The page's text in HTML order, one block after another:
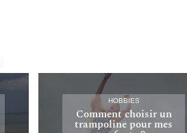
HOBBIES
Comment choisir un
trampoline pour mes